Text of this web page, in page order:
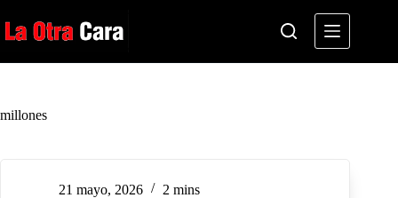
al
contenido
millones
21 mayo, 2026 2 mins